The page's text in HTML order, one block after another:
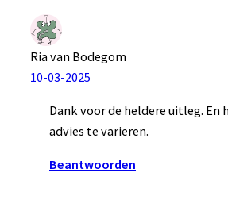
Ria van Bodegom
10-03-2025
Dank voor de heldere uitleg. En
advies te varieren.
Beantwoorden